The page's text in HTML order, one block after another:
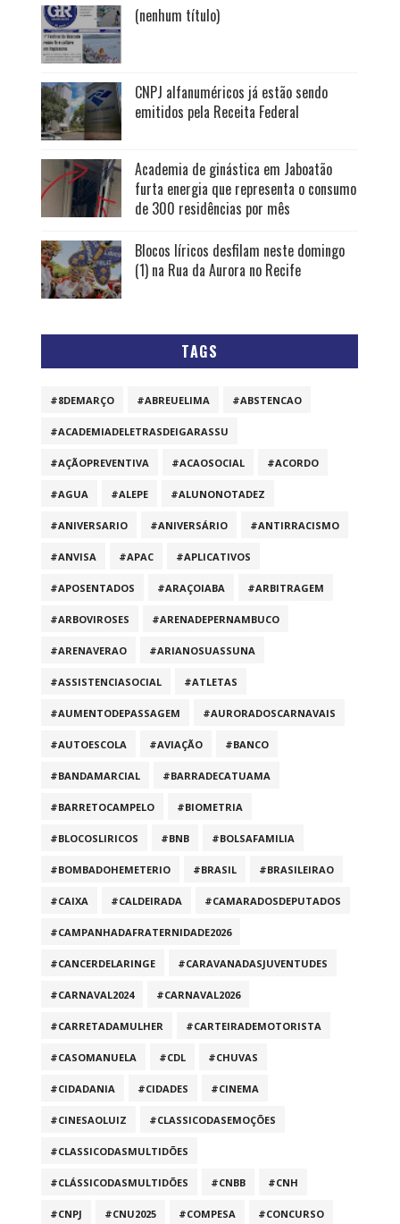
(nenhum título)
CNPJ alfanuméricos já estão sendo
emitidos pela Receita Federal
Academia de ginástica em Jaboatão
furta energia que representa o consumo
de 300 residências por mês
Blocos líricos desfilam neste domingo
(1) na Rua da Aurora no Recife
TAGS
#8DEMARÇO #ABREUELIMA #ABSTENCAO
#ACADEMIADELETRASDEIGARASSU
#AÇÃOPREVENTIVA #ACAOSOCIAL #ACORDO
#AGUA #ALEPE #ALUNONOTADEZ
#ANIVERSARIO #ANIVERSÁRIO #ANTIRRACISMO
#ANVISA #APAC #APLICATIVOS
#APOSENTADOS #ARAÇOIABA #ARBITRAGEM
#ARBOVIROSES #ARENADEPERNAMBUCO
#ARENAVERAO #ARIANOSUASSUNA
#ASSISTENCIASOCIAL #ATLETAS
#AUMENTODEPASSAGEM #AURORADOSCARNAVAIS
#AUTOESCOLA #AVIAÇÃO #BANCO
#BANDAMARCIAL #BARRADECATUAMA
#BARRETOCAMPELO #BIOMETRIA
#BLOCOSLIRICOS #BNB #BOLSAFAMILIA
#BOMBADOHEMETERIO #BRASIL #BRASILEIRAO
#CAIXA #CALDEIRADA #CAMARADOSDEPUTADOS
#CAMPANHADAFRATERNIDADE2026
#CANCERDELARINGE #CARAVANADASJUVENTUDES
#CARNAVAL2024 #CARNAVAL2026
#CARRETADAMULHER #CARTEIRADEMOTORISTA
#CASOMANUELA #CDL #CHUVAS
#CIDADANIA #CIDADES #CINEMA
#CINESAOLUIZ #CLASSICODASEMOÇÕES
#CLASSICODASMULTIDÕES
#CLÁSSICODASMULTIDÕES #CNBB #CNH
#CNPJ #CNU2025 #COMPESA #CONCURSO